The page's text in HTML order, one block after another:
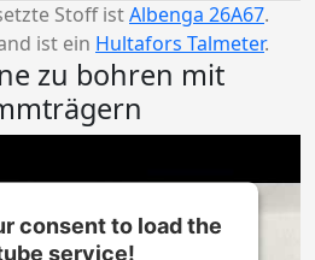
Stoff istAlbenga 26A67.
ist ein Hultafors Talmeter.
zu bohren mit
consent to load the
service!